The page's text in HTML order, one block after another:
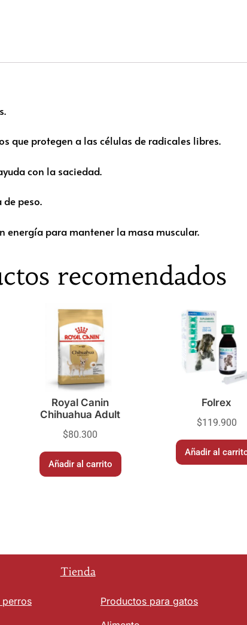
que protegen a las células de radicales libres.
con la saciedad.
peso.
energía para mantener la masa muscular.
recomendados
Royal Canin
Chihuahua Adult
$80.300
Añadir al carrito
Folrex
$119.900
Añadir al
Tienda
perros
Productos para gatos